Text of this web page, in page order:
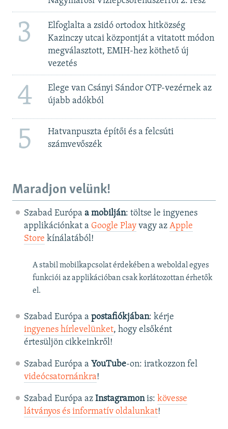
3
Elfoglalta a zsidó ortodox hitközség
Kazinczy utcai központját a vitatott módon
megválasztott, EMIH-hez köthető új
vezetés
4
Elege van Csányi Sándor OTP-vezérnek az
újabb adókból
5
Hatvanpuszta építői és a felcsúti
számvevőszék
Maradjon velünk!
Szabad Európa a mobilján: töltse le ingyenes
applikációnkat a Google Playvagy az Apple
Store kínálatából!
A stabil mobilkapcsolat érdekében a weboldal egyes
funkciói az applikációban csak korlátozottan érhetők
el.
Szabad Európa a postafiókjában: kérje
ingyenes hírlevelünket, hogy elsőként
értesüljön cikkeinkről!
Szabad Európa a YouTube-on: iratkozzon fel
videócsatornánkra!
Szabad Európa az Instagramonis: kövesse
látványos és informatív oldalunkat! ​